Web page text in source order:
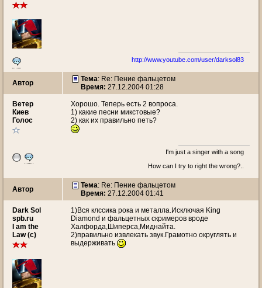
http://www.youtube.com/user/darksol83
Автор Тема: Re: Пение фальцетом
Время: 27.12.2004 01:28
Ветeр
Киев
Голос
Хорошо. Теперь есть 2 вопроса.
1) какие песни микстовые?
2) как их правильно петь?
I'm just a singer with a song
How can I try to right the wrong?..
Автор Тема: Re: Пение фальцетом
Время: 27.12.2004 01:41
Dark Sol
spb.ru
I am the
Law (c)
1)Вся клссика рока и металла.Исключая King
Diamond и фальцетных скримеров вроде
Халфорда,Шиперса,Миднайта.
2)правильно извлекать звук.Грамотно округлять и
выдерживать